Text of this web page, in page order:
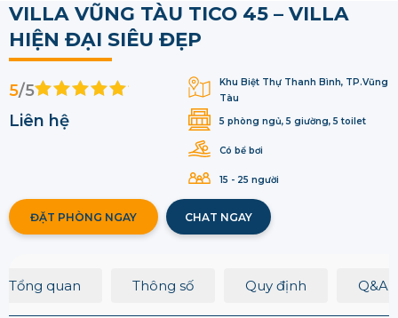
VILLA VŨNG TÀU TICO 45 – VILLA
HIỆN ĐẠI SIÊU ĐẸP
Khu Biệt Thự Thanh Bình, TP.Vũng
Tàu
5 phòng ngủ, 5 giường, 5 toilet
Có bể bơi
15 - 25 người
5/5
Liên hệ
ĐẶT PHÒNG NGAY CHAT NGAY
Tổng quan Thông số Quy định Q&A